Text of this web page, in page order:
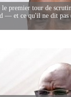
le premier tour de
— et ce qu'il ne dit